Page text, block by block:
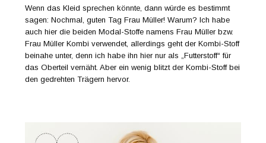
Wenn das Kleid sprechen könnte, dann würde es bestimmt
sagen: Nochmal, guten Tag Frau Müller! Warum? Ich habe
auch hier die beiden Modal-Stoffe namens Frau Müller bzw.
Frau Müller Kombi verwendet, allerdings geht der Kombi-Stoff
beinahe unter, denn ich habe ihn hier nur als „Futterstoff“ für
das Oberteil vernäht. Aber ein wenig blitzt der Kombi-Stoff bei
den gedrehten Trägern hervor.